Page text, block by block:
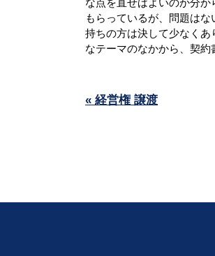
な点を直せばよいのか分
もらっているが、問題は
持ちの方は決して少なく
なテーマのなかから、契約
« 経営権 譲渡